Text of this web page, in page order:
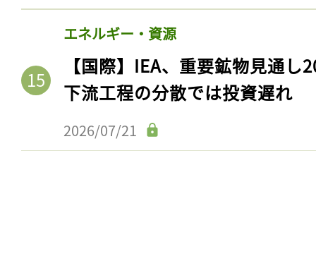
エネルギー・資源
【国際】IEA、重要鉱物見通
下流工程の分散では投資遅れ
2026/07/21